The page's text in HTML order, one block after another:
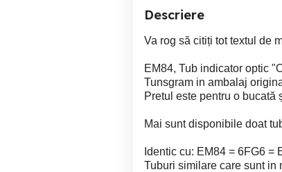
Descriere
Va rog să citiți tot textul de
EM84, Tub indicator optic
Tunsgram in ambalaj
Pretul este pentru o bucată
Mai sunt disponibile doat
Identic cu: EM84 = 6FG6 =
Tuburi similare care sunt in